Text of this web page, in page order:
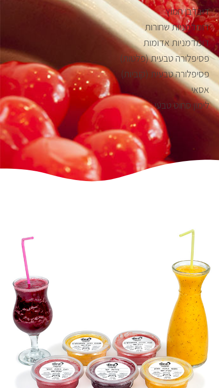
דובדבן חמוץ
דומדמניות שחורות
דומדמניות אדומות
פסיפלורה טבעית (פלטות)
פסיפלורה טבעית (קוביות)
אסאי
לימון סחוט טבעי